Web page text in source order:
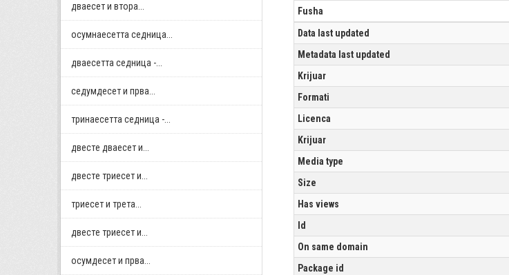
дваесет и втора...
осумнaесетта седница...
дваесетта седница -...
седумдесет и прва...
тринаесетта седница -...
двестe дваесет и...
двестe триесет и...
триесет и трета...
двестe триесет и...
осумдесет и прва...
Fusha
Data last updated
Metadata last updated
Krijuar
Formati
Licenca
Krijuar
Media type
Size
Has views
Id
On same domain
Package id